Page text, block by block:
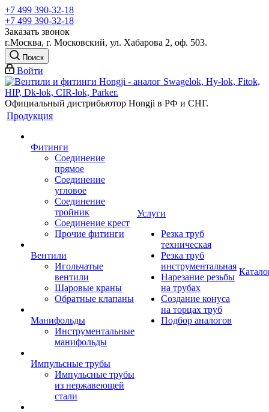
+7 499 390-32-18
+7 499 390-32-18
Заказать звонок
г.Москва, г. Московский, ул. Хабарова 2, оф. 503.
Поиск
Войти
Официальный дистрибьютор Hongji в РФ и СНГ.
Продукция
Фитинги
Соединение
прямое
Соединение
угловое
Соединение
тройник
Соединение крест
Прочие фитинги
Вентили
Игольчатые
вентили
Шаровые краны
Обратные клапаны
Манифольды
Инструментальные
манифольды
Импульсные трубы
Импульсные трубы
из нержавеющей
стали
Услуги
Резка труб
техническая
Резка труб
инструментальная
Нарезание резьбы
на трубах
Создание конуса
на торцах труб
Подбор аналогов